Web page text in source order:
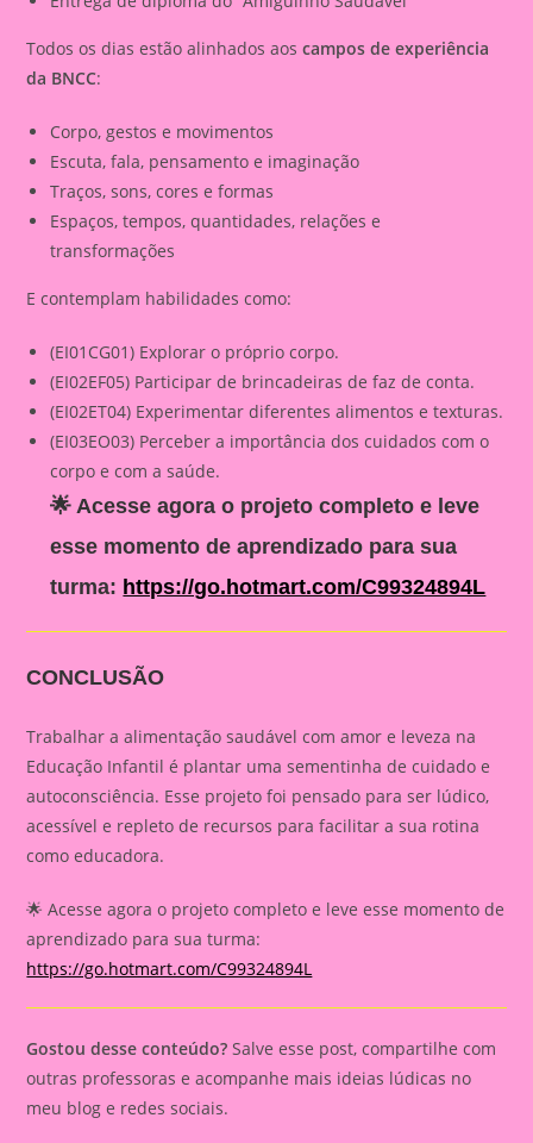
Todos os dias estão alinhados aoscampos de experiência
da BNCC:
Corpo, gestos e movimentos
Escuta, fala, pensamento e imaginação
Traços, sons, cores e formas
Espaços, tempos, quantidades, relações e
transformações
E contemplam habilidades como:
(EI01CG01) Explorar o próprio corpo.
(EI02EF05) Participar de brincadeiras de faz de conta.
(EI02ET04) Experimentar diferentes alimentos e texturas.
(EI03EO03) Perceber a importância dos cuidados com o
corpo e com a saúde.
🌟 Acesse agora o projeto completo e leve
esse momento de aprendizado para sua
turma: https://go.hotmart.com/C99324894L
CONCLUSÃO
Trabalhar a alimentação saudável com amor e leveza na
Educação Infantil é plantar uma sementinha de cuidado e
autoconsciência. Esse projeto foi pensado para ser lúdico,
acessível e repleto de recursos para facilitar a sua rotina
como educadora.
🌟 Acesse agora o projeto completo e leve esse momento de
aprendizado para sua turma:
https://go.hotmart.com/C99324894L
Gostou desse conteúdo? Salve esse post, compartilhe com
outras professoras e acompanhe mais ideias lúdicas no
meu blog e redes sociais.